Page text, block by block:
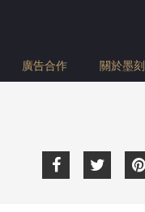
廣告合作 關於墨刻